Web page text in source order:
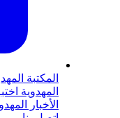
المهدويةوسائط
اختبر معلوماتك
المهدويةالمسابقات